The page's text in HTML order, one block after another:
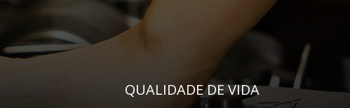
QUALIDADE DE VIDA